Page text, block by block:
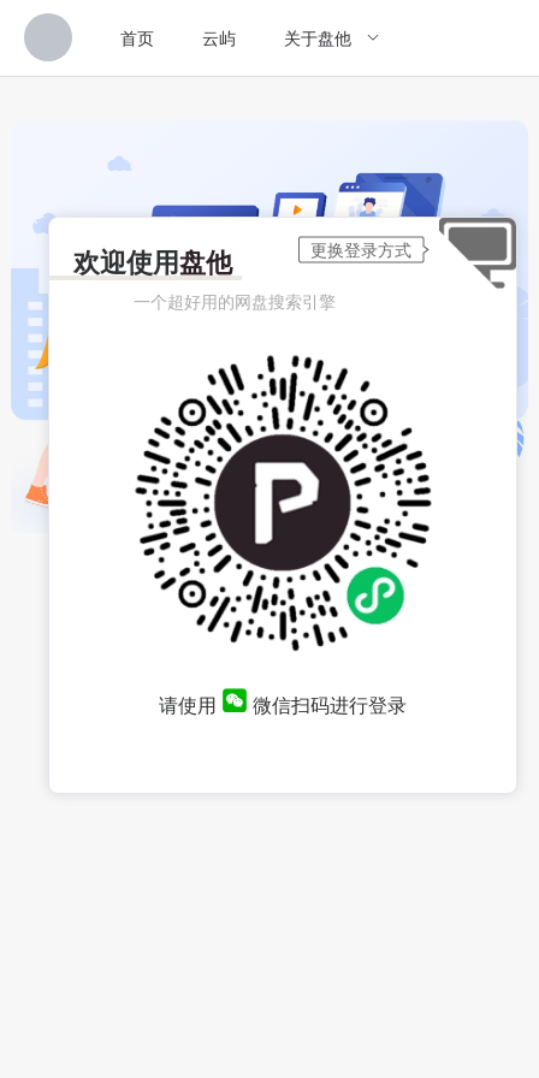
首页 云屿 关于盘他
欢迎使用盘他
一个超好用的网盘搜索引擎
请使用 微信扫码进行登录